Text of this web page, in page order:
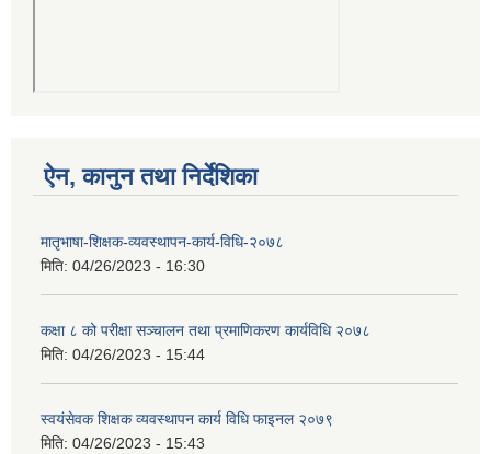
ऐन, कानुन तथा निर्देशिका
मातृभाषा-शिक्षक-व्यवस्थापन-कार्य-विधि-२०७८
मिति: 04/26/2023 - 16:30
कक्षा ८ को परीक्षा सञ्चालन तथा प्रमाणिकरण कार्यविधि २०७८
मिति: 04/26/2023 - 15:44
स्वयंसेवक शिक्षक व्यवस्थापन कार्य विधि फाइनल २०७९
मिति: 04/26/2023 - 15:43